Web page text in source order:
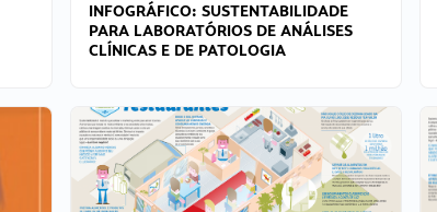
INFOGRÁFICO: SUSTENTABILIDADE
PARA LABORATÓRIOS DE ANÁLISES
CLÍNICAS E DE PATOLOGIA